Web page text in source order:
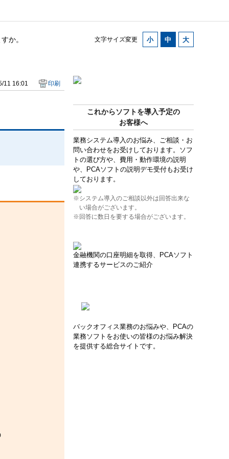
文字サイズ変更
か。
これからソフトを導入予定の
お客様へ
業務システム導入のお悩み、ご相談・お
問い合わせをお受けしております。ソフ
トの選び方や、費用・動作環境の説明
や、PCAソフトの説明デモ受付もお受け
しております。
※システム導入のご相談以外は回答出来な
い場合がございます。
※回答に数日を要する場合がございます。
金融機関の口座明細を取得、PCAソフト
連携するサービスのご紹介
バックオフィス業務のお悩みや、PCAの
業務ソフトをお使いの皆様のお悩み解決
を提供する総合サイトです。
11 16:01 印刷